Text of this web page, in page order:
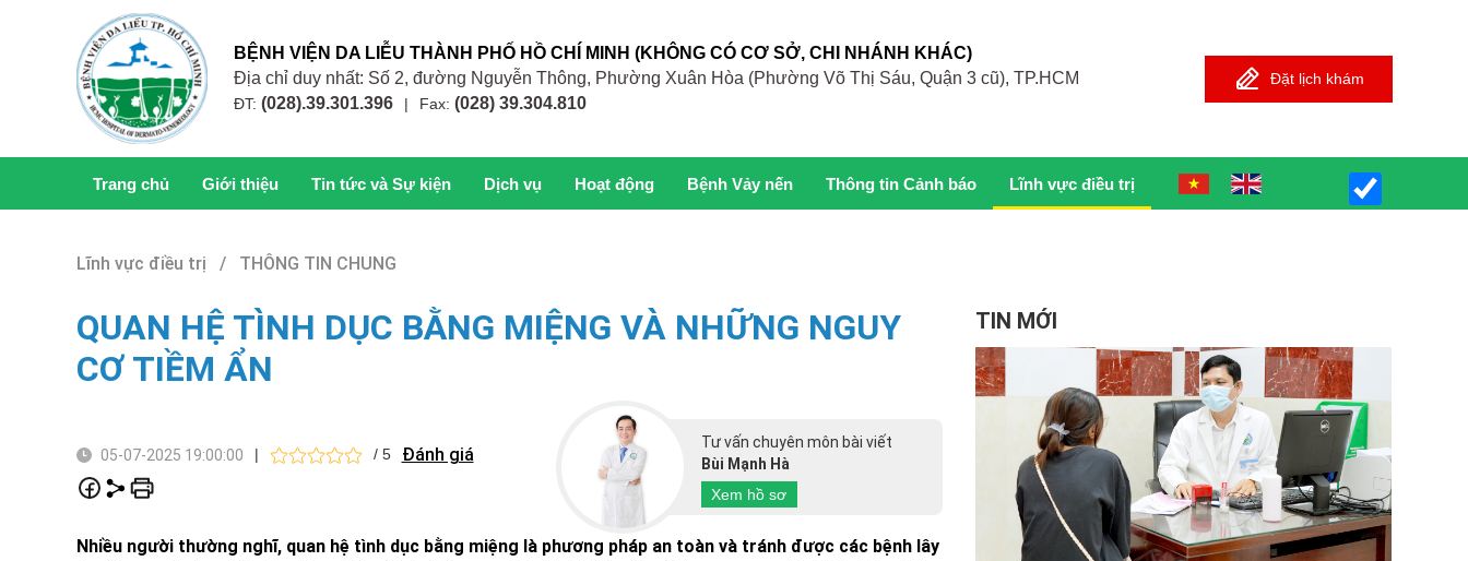
BỆNH VIỆN DA LIỄU THÀNH PHỐ HỒ CHÍ MINH (KHÔNG CÓ CƠ SỞ, CHI NHÁNH KHÁC)
Địa chỉ duy nhất: Số 2, đường Nguyễn Thông, Phường Xuân Hòa (Phường Võ Thị Sáu, Quận 3 cũ), TP.HCM
ĐT: (028).39.301.396 | Fax: (028) 39.304.810
Đặt lịch khám
Trang chủ Giới thiệu Tin tức và Sự kiện Dịch vụ Hoạt động Bệnh Vảy nến Thông tin Cảnh báo Lĩnh vực điều trị
Lĩnh vực điều trị / THÔNG TIN CHUNG
QUAN HỆ TÌNH DỤC BẰNG MIỆNG VÀ NHỮNG NGUY
CƠ TIỀM ẨN
05-07-2025 19:00:00 | / 5 Đánh giá
Tư vấn chuyên môn bài viết
Bùi Mạnh Hà
Xem hồ sơ
Nhiều người thường nghĩ, quan hệ tình dục bằng miệng là phương pháp an toàn và tránh được các bệnh lây
TIN MỚI